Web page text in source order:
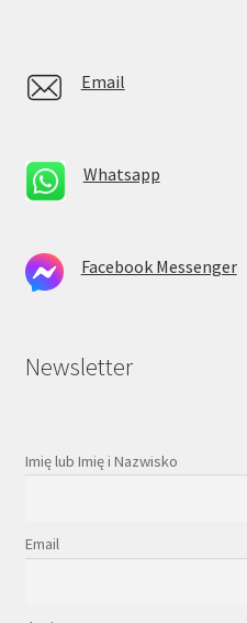
Email
Whatsapp
Facebook Messenger
Newsletter
Imię lub Imię i Nazwisko
Email